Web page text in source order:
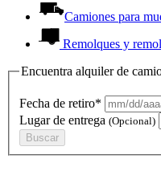
Camiones para
Remolques y
Encuentra alquiler de
Fecha de retiro*
Lugar de entrega (Opcional)
Buscar